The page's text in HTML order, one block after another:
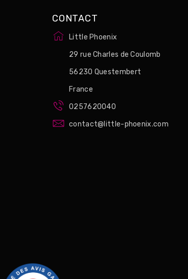
CONTACT
Little Phoenix
29 rue Charles de Coulomb
56230 Questembert
France
0257620040
contact@little-phoenix.com